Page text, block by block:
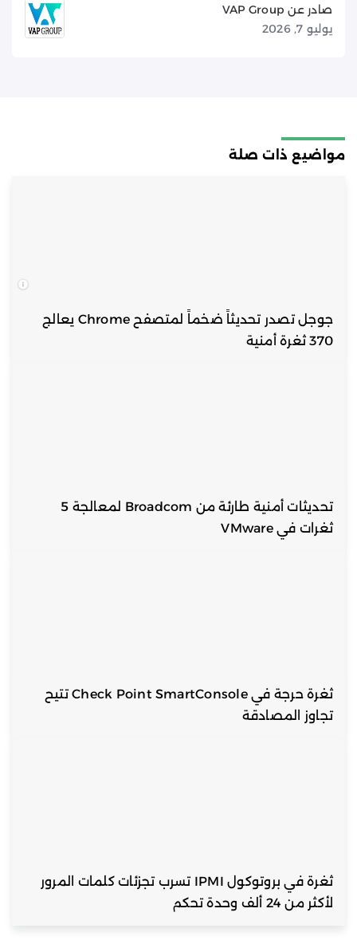
صادر عن VAP Group
يوليو 7, 2026
مواضيع ذات صلة
جوجل تصدر تحديثاً ضخماً لمتصفح Chrome يعالج
370 ثغرة أمنية
تحديثات أمنية طارئة من Broadcom لمعالجة 5
ثغرات في VMware
ثغرة حرجة في Check Point SmartConsole تتيح
تجاوز المصادقة
ثغرة في بروتوكول IPMI تسرب تجزئات كلمات المرور
لأكثر من 24 ألف وحدة تحكم